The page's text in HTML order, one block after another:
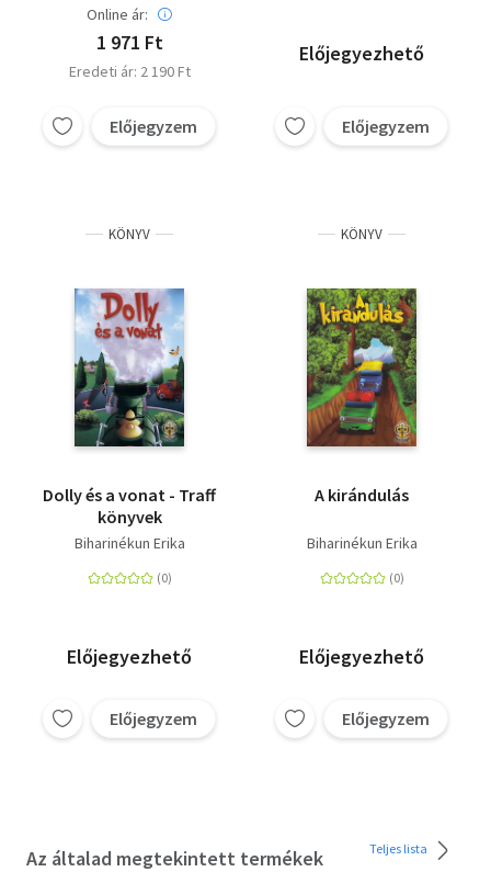
Online ár:
1 971 Ft
Eredeti ár: 2 190 Ft
Előjegyzem
Előjegyezhető
Előjegyzem
KÖNYV
Dolly és a vonat - Traff
könyvek
Biharinékun Erika
Előjegyezhető
Előjegyzem
KÖNYV
A kirándulás
Biharinékun Erika
Előjegyezhető
Előjegyzem
Az általad megtekintett termékek Teljes lista